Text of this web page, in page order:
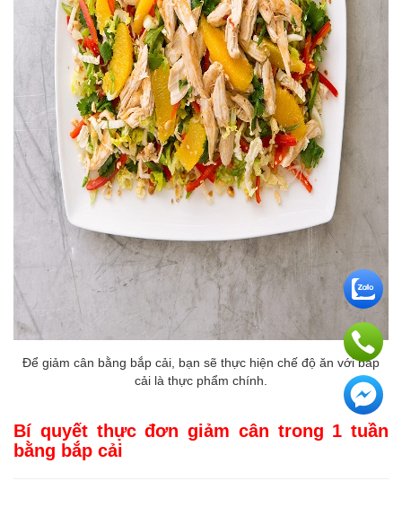
Để giảm cân bằng bắp cải, bạn sẽ thực hiện chế độ ăn với bắp
cải là thực phẩm chính.
Bí quyết thực đơn giảm cân trong 1 tuần
bằng bắp cải